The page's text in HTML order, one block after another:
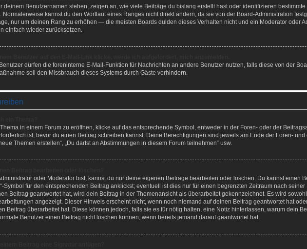
deinem Benutzernamen stehen, zeigen an, wie viele Beiträge du bislang erstellt hast oder identifizieren
Normalerweise kannst du den Wortlaut eines Ranges nicht direkt ändern, da sie von der Board-Administration
nur um deinen Rang zu erhöhen — die meisten Boards dulden dieses Verhalten nicht und ein Moderator oder
einfach wieder zurücksetzen.
dürfen die foreninterne E-Mail-Funktion für Nachrichten an andere Benutzer nutzen, falls diese von der
soll den Missbrauch dieses Systems durch Gäste verhindern.
in einem Forum zu eröffnen, klicke auf das entsprechende Symbol, entweder in der Foren- oder der
ist, bevor du einen Beitrag schreiben kannst. Deine Berechtigungen sind jeweils am Ende der Foren-
Themen erstellen“, „Du darfst an Abstimmungen in diesem Forum teilnehmen“ usw.
oder Moderator bist, kannst du nur deine eigenen Beiträge bearbeiten oder löschen. Du kannst einen
Symbol für den entsprechenden Beitrag anklickst; eventuell ist dies nur für einen begrenzten Zeitraum nach
Beitrag geantwortet hat, wird dein Beitrag in der Themenansicht als überarbeitet gekennzeichnet. Es wird
angezeigt. Dieser Hinweis erscheint nicht, wenn noch niemand auf deinen Beitrag geantwortet hat
Beitrag überarbeitet hat. Diese können jedoch, falls sie es für nötig halten, eine Notiz hinterlassen, warum dein
Benutzer einen Beitrag nicht löschen können, wenn bereits jemand darauf geantwortet hat.